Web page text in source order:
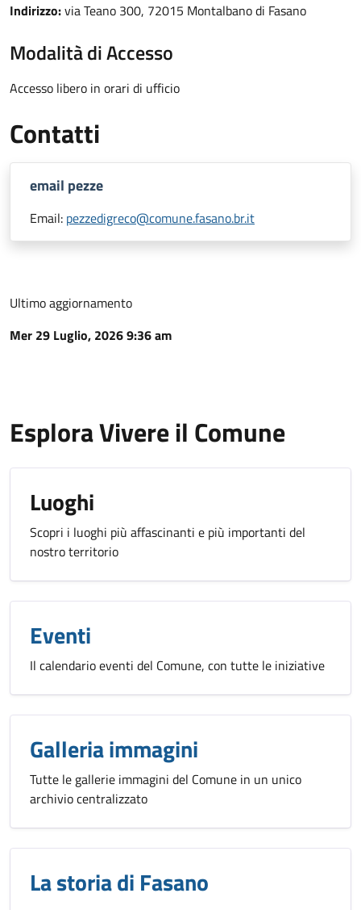
Indirizzo:via Teano 300, 72015 Montalbano di Fasano
Modalità di Accesso
Accesso libero in orari di ufficio
Contatti
email pezze
Email: pezzedigreco@comune.fasano.br.it
Ultimo aggiornamento
Mer 29 Luglio, 2026 9:36 am
Esplora Vivere il Comune
Luoghi
Scopri i luoghi più affascinanti e più importanti del
nostro territorio
Eventi
Il calendario eventi del Comune, con tutte le iniziative
Galleria immagini
Tutte le gallerie immagini del Comune in un unico
archivio centralizzato
La storia di Fasano